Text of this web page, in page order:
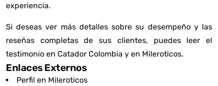
experiencia.
Si deseas ver más detalles sobre su desempeño y las
reseñas completas de sus clientes, puedes leer el
testimonio en Catador Colombia y en Mileroticos.
Enlaces Externos
Perfil en Mileroticos